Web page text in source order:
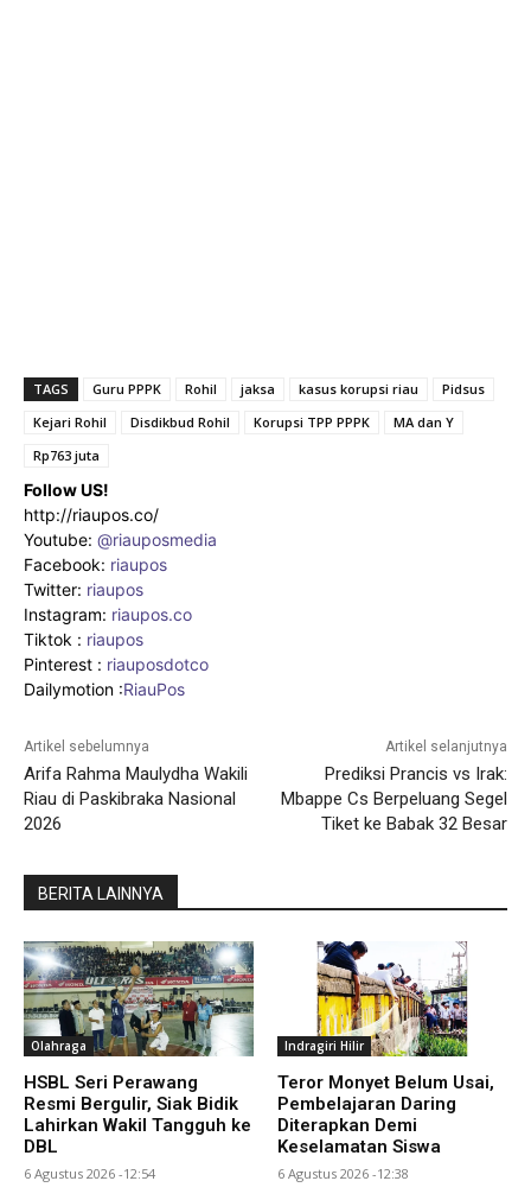
TAGS Guru PPPK Rohil jaksa kasus korupsi riau
Pidsus
Kejari Rohil
Disdikbud Rohil Korupsi TPP PPPK
MA dan Y
Rp763 juta
Follow US!
http://riaupos.co/
Youtube: @riauposmedia
Facebook: riaupos
Twitter: riaupos
Instagram: riaupos.co
Tiktok : riaupos
Pinterest : riauposdotco
Dailymotion :RiauPos
Artikel sebelumnya
Arifa Rahma Maulydha Wakili
Riau di Paskibraka Nasional
2026
Artikel selanjutnya
Prediksi Prancis vs Irak:
Mbappe Cs Berpeluang Segel
Tiket ke Babak 32 Besar
BERITA LAINNYA
Olahraga
HSBL Seri Perawang
Resmi Bergulir, Siak Bidik
Lahirkan Wakil Tangguh ke
DBL
6 Agustus 2026 -12:54
Indragiri Hilir
Teror Monyet Belum Usai,
Pembelajaran Daring
Diterapkan Demi
Keselamatan Siswa
6 Agustus 2026 -12:38